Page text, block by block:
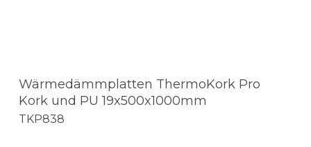
Wärmedämmplatten ThermoKork Pro
Kork und PU 19x500x1000mm
TKP838